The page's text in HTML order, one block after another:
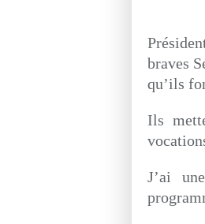
braves
qu’ils
Ils
J’ai